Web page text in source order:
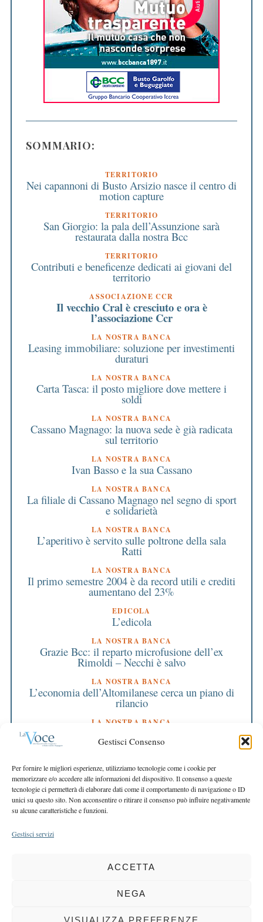
Gestisci Consenso
Per fornire le migliori esperienze, utilizziamo tecnologie come i cookie per
memorizzare e/o accedere alle informazioni del dispositivo. Il consenso a queste
tecnologie ci permetterà di elaborare dati come il comportamento di navigazione o ID
unici su questo sito. Non acconsentire o ritirare il consenso può influire negativamente
su alcune caratteristiche e funzioni.
Gestisci servizi
ACCETTA
NEGA
VISUALIZZA PREFERENZE
SOMMARIO:
TERRITORIO
Nei capannoni di Busto Arsizio nasce il centro di
motion capture
TERRITORIO
San Giorgio: la pala dell’Assunzione sarà
restaurata dalla nostra Bcc
TERRITORIO
Contributi e beneficenze dedicati ai giovani del
territorio
ASSOCIAZIONE CCR
Il vecchio Cral è cresciuto e ora è
l’associazione Ccr
LA NOSTRA BANCA
Leasing immobiliare: soluzione per investimenti
duraturi
LA NOSTRA BANCA
Carta Tasca: il posto migliore dove mettere i
soldi
LA NOSTRA BANCA
Cassano Magnago: la nuova sede è già radicata
sul territorio
LA NOSTRA BANCA
Ivan Basso e la sua Cassano
LA NOSTRA BANCA
La filiale di Cassano Magnago nel segno di sport
e solidarietà
LA NOSTRA BANCA
L’aperitivo è servito sulle poltrone della sala
Ratti
LA NOSTRA BANCA
Il primo semestre 2004 è da record utili e crediti
aumentano del 23%
EDICOLA
L’edicola
LA NOSTRA BANCA
Grazie Bcc: il reparto microfusione dell’ex
Rimoldi – Necchi è salvo
LA NOSTRA BANCA
L’economia dell’Altomilanese cerca un piano di
rilancio
LA NOSTRA BANCA
Da oggi lo sviluppo economico fa rima con
semplicità e convenienza
La nostra Bcc cresce in numeri e servizi
EDITORIALE PRESIDENTE
Il futuro si gioca superando i confini
COPYRIGHT 2025 LA VOCE |PRIVACY
BCC DI BUSTO GAROLFO E BUGUGGIATE